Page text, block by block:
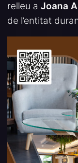
relleu a Joana
de l’entitat